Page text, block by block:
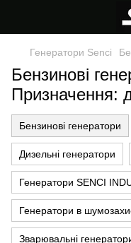
Генератори Senci
Бензинові
Призначення:
Бензинові генератори
Дизельні генератори
Генератори SENCI
Генератори в
Зварювальні